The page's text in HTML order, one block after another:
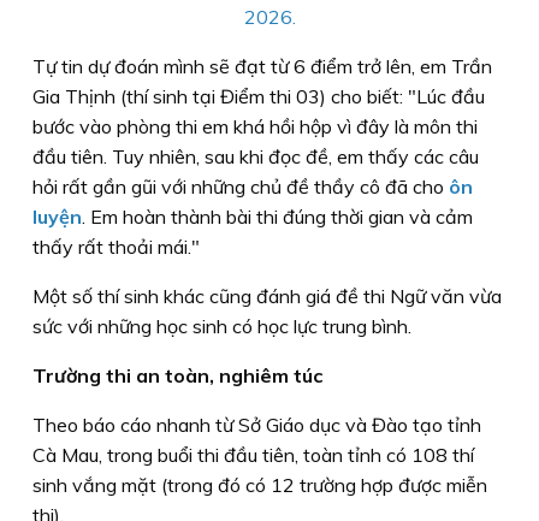
2026.
Tự tin dự đoán mình sẽ đạt từ 6 điểm trở lên, em Trần
Gia Thịnh (thí sinh tại Điểm thi 03) cho biết: "Lúc đầu
bước vào phòng thi em khá hồi hộp vì đây là môn thi
đầu tiên. Tuy nhiên, sau khi đọc đề, em thấy các câu
hỏi rất gần gũi với những chủ đề thầy cô đã cho ôn
luyện . Em hoàn thành bài thi đúng thời gian và cảm
thấy rất thoải mái."
Một số thí sinh khác cũng đánh giá đề thi Ngữ văn vừa
sức với những học sinh có học lực trung bình.
Trường thi an toàn, nghiêm túc
Theo báo cáo nhanh từ Sở Giáo dục và Đào tạo tỉnh
Cà Mau, trong buổi thi đầu tiên, toàn tỉnh có 108 thí
sinh vắng mặt (trong đó có 12 trường hợp được miễn
thi).